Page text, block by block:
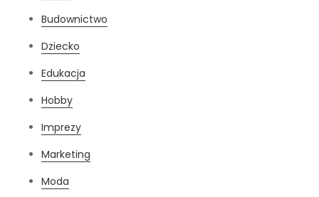
Budownictwo
Dziecko
Edukacja
Hobby
Imprezy
Marketing
Moda